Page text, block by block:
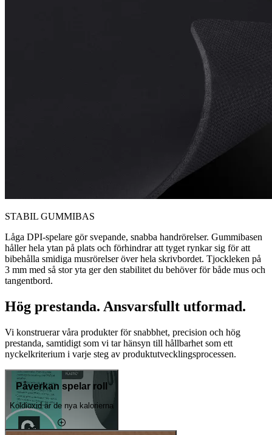
STABIL GUMMIBAS
Låga DPI-spelare gör svepande, snabba handrörelser. Gummibasen
håller hela ytan på plats och förhindrar att tyget rynkar sig för att
bibehålla smidiga musrörelser över hela skrivbordet. Tjockleken på
3 mm med så stor yta ger den stabilitet du behöver för både mus och
tangentbord.
Hög prestanda. Ansvarsfullt utformad.
Vi konstruerar våra produkter för snabbhet, precision och hög
prestanda, samtidigt som vi tar hänsyn till hållbarhet som ett
nyckelkriterium i varje steg av produktutvecklingsprocessen.
Påverkan spelar roll
Koldioxid är de nya kalorierna